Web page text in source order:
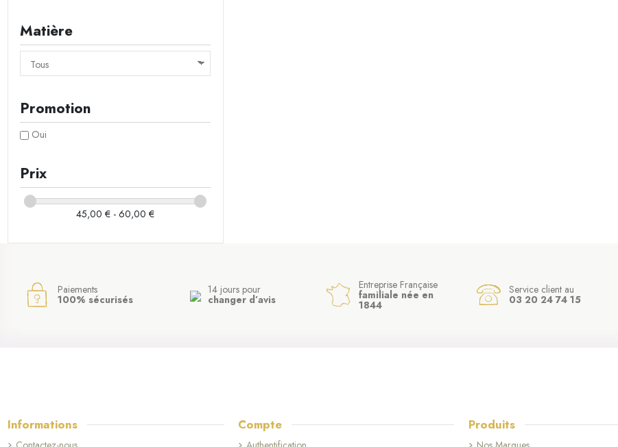
Matière
Promotion
Oui
Prix
45,00 € - 60,00 €
Paiements
100% sécurisés
14 jours pour
changer d’avis
Entreprise Française
familiale née en
1844
Service client au
03 20 24 74 15
Informations Compte Produits